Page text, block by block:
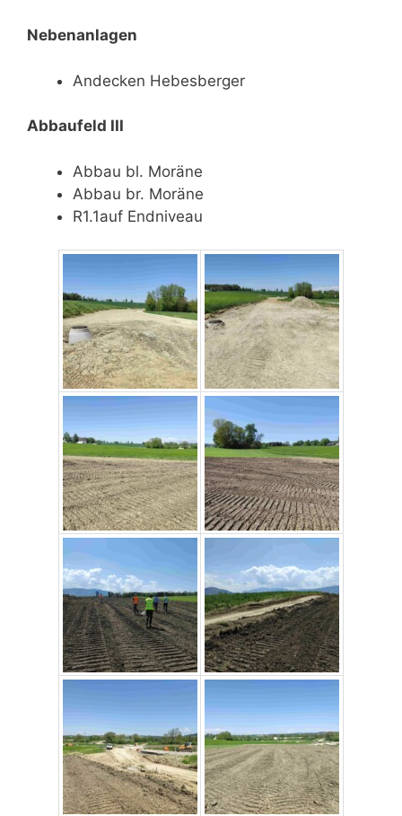
Nebenanlagen
Andecken Hebesberger
Abbaufeld III
Abbau bl. Moräne
Abbau br. Moräne
R1.1auf Endniveau